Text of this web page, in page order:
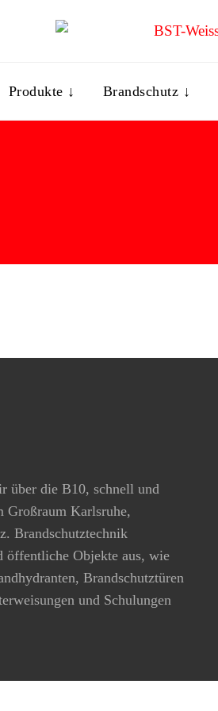
Produkte ↓ Brandschutz ↓
über die B10, schnell und
Großraum Karlsruhe,
Brandschutztechnik
öffentliche Objekte aus, wie
Brandschutztüren
und Schulungen